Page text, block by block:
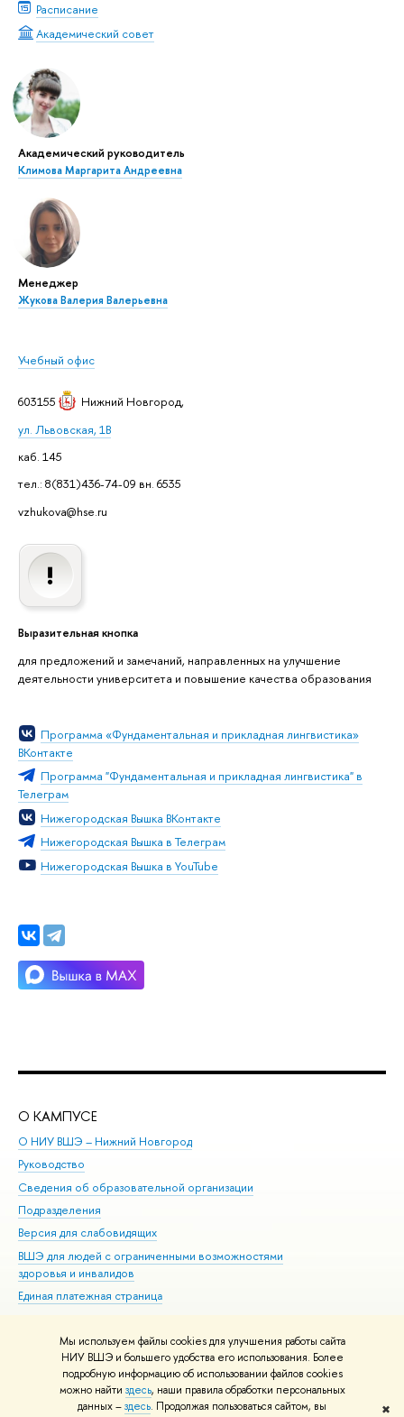
Мы используем файлы cookies для улучшения работы сайта
НИУ ВШЭ и большего удобства его использования. Более
подробную информацию об использовании файлов cookies
можно найти здесь, наши правила обработки персональных
данных –здесь. Продолжая пользоваться сайтом, вы
✖
Расписание
Академический совет
Академический руководитель
Климова Маргарита Андреевна
Менеджер
Жукова Валерия Валерьевна
Учебный офис
603155 Нижний Новгород,
ул. Львовская, 1В
каб. 145
тел.: 8(831)436-74-09 вн. 6535
vzhukova@hse.ru
Выразительная кнопка
для предложений и замечаний, направленных на улучшение
деятельности университета и повышение качества образования
Программа «Фундаментальная и прикладная лингвистика»
ВКонтакте
Программа "Фундаментальная и прикладная лингвистика" в
Телеграм
Нижегородская Вышка ВКонтакте
Нижегородская Вышка в Телеграм
Нижегородская Вышка в YouTube
О КАМПУСЕ
О НИУ ВШЭ – Нижний Новгород
Руководство
Сведения об образовательной организации
Подразделения
Версия для слабовидящих
ВШЭ для людей с ограниченными возможностями
здоровья и инвалидов
Единая платежная страница